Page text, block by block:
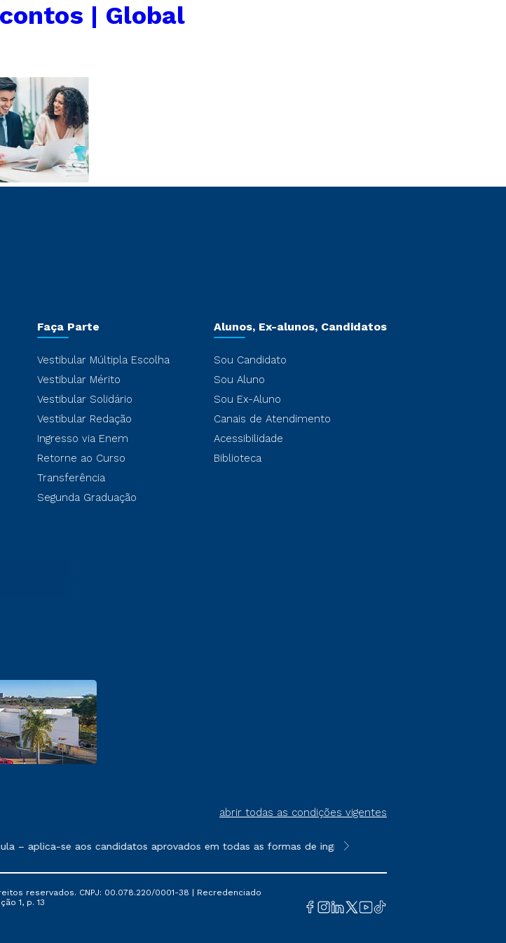
| Global
Faça Parte
Vestibular Múltipla Escolha
Vestibular Mérito
Vestibular Solidário
Vestibular Redação
Ingresso via Enem
Retorne ao Curso
Transferência
Segunda Graduação
Alunos, Ex-alunos, Candidatos
Sou Candidato
Sou Aluno
Sou Ex-Aluno
Canais de Atendimento
Acessibilidade
Biblioteca
abrir todas as condições vigentes
de serviços.
– aplica-se aos candidatos aprovados em todas as formas de ingresso, exceto na prova on-line
**Semipresencial é um formato do
reservados. CNPJ: 00.078.220/0001-38 | Recredenciado
1, p. 13